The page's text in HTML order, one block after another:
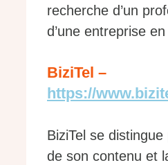
recherche d’un
d’une entreprise
BiziTel –
https://
BiziTel se
de son contenu et